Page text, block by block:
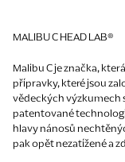
MALIBU C HEAD LAB®
Malibu C je značka,
přípravky, které jsou
vědeckých výzkumech
patentované
hlavy nánosů
pak opět nezatížené a